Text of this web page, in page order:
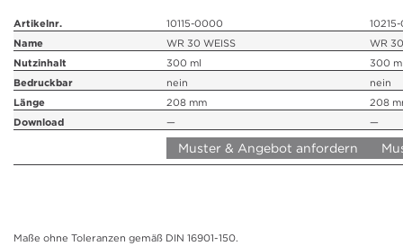
Downloads
Aktuelles
Kontakt
Artikelnr. 10115-0000
Name
WR 30 WEISS
WR
Nutzinhalt
300 ml
300
Bedruckbar
nein
nein
Länge
208 mm
208
Download
— —
Muster & Angebot anfordern
Maße ohne Toleranzen gemäß DIN 16901-150.